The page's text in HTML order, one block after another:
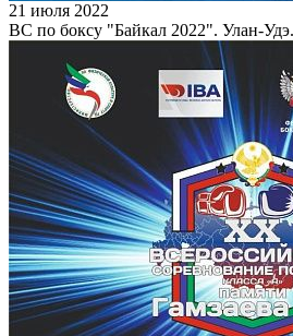
21 июля 2022
ВС по боксу "Байкал 2022". Улан-